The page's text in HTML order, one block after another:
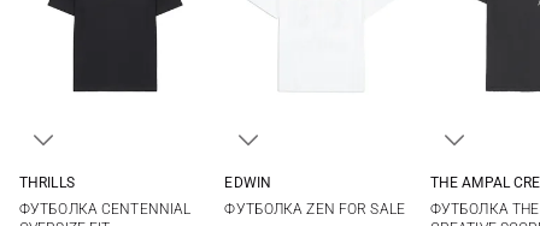
THRILLS
ФУТБОЛКА CENTENNIAL
EDWIN
ФУТБОЛКА ZEN FOR SALE
THE AMPAL
ФУТБОЛКА THE